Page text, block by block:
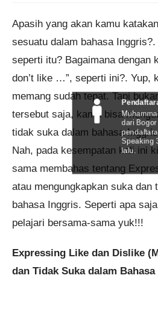
Apasih yang akan kamu
sesuatu dalam bahasa
seperti itu? Bagaimana dengan
don’t like …”, seperti ini?. Yup,
memang sudah tepat. Tapi
tersebut saja, kamu bisa
tidak suka dalam bahasa
Nah, pada kesempatan kali ini
sama membahas tentang
atau mengungkapkan suka dan
bahasa Inggris. Seperti apa
pelajari bersama-sama yuk!!!
Expressing Like dan Dislike
dan Tidak Suka dalam
dari
Speaking
lalu.